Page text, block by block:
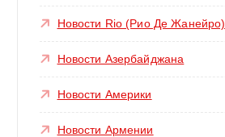
Новости Rio (Рио Де Жанейро)
Новости Азербайджана
Новости Америки
Новости Армении